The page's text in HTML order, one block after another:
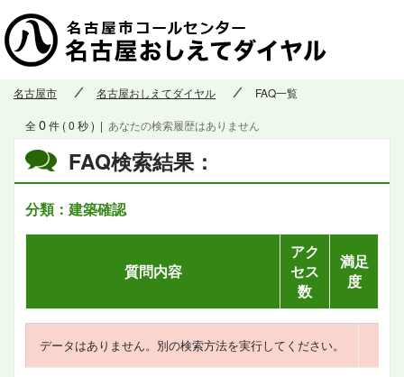
名古屋市 名古屋おしえてダイヤル FAQ一覧
FAQ検索結果：
分類：建築確認
全0件 ( 0 秒 ) | あなたの検索履歴はありません
質問内容
アク
セス
数
満足
度
データはありません。別の検索方法を実行してください。